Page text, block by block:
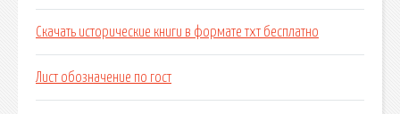
Скачать исторические книги в формате тхт бесплатно
Лист обозначение по гост